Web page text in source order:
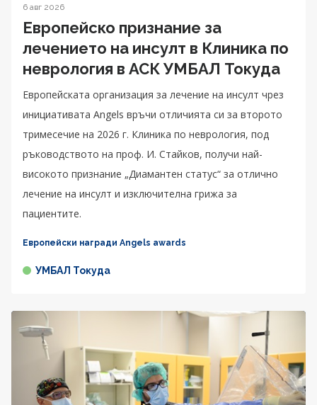
6 авг 2026
Европейско признание за
лечението на инсулт в Клиника по
неврология в АСК УМБАЛ Токуда
Eвропейската организация за лечение на инсулт чрез
инициативата Angels връчи отличията си за второто
тримесечие на 2026 г. Клиника по неврология, под
ръководството на проф. И. Стайков, получи най-
високото признание „Диамантен статус“ за отлично
лечение на инсулт и изключителна грижа за
пациентите.
Европейски награди Angels awards
УМБАЛ Токуда